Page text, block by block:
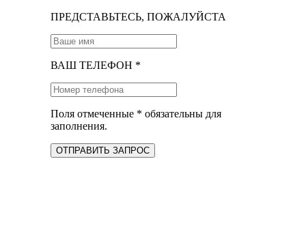
ПРЕДСТАВЬТЕСЬ, ПОЖАЛУЙСТА
ВАШ ТЕЛЕФОН *
Поля отмеченные * обязательны для
заполнения.
ОТПРАВИТЬ ЗАПРОС